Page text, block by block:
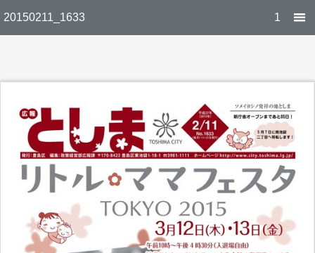
20150211_1633 1